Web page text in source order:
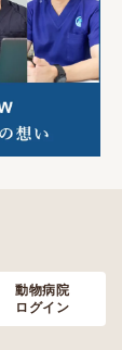
動物病院
ログイン